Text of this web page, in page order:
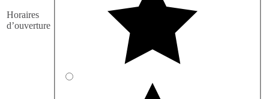
Horaires
d’ouverture